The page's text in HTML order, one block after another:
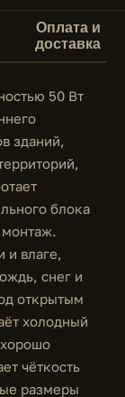
Оплата и
доставка
50 Вт
зданий,
блока
и влаге,
снег и
открытым
холодный
чёткость
размеры